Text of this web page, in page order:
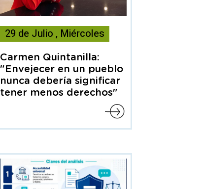
noticia
Articulo
29 de Julio , Miércoles
Carmen Quintanilla:
"Envejecer en un pueblo
nunca debería significar
tener menos derechos"